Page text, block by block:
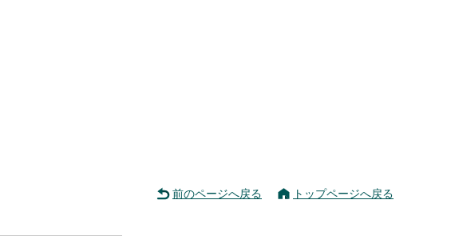
前のページへ戻る トップページへ戻る